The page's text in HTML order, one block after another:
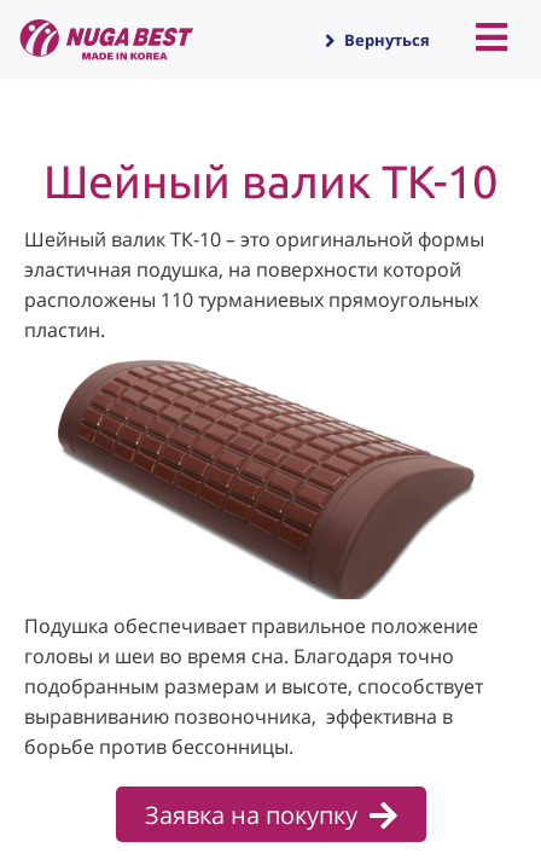
Вернуться
Шейный валик TK-10
Шейный валик ТК-10 – это оригинальной формы
эластичная подушка, на поверхности которой
расположены 110 турманиевых прямоугольных
пластин.
Подушка обеспечивает правильное положение
головы и шеи во время сна. Благодаря точно
подобранным размерам и высоте, способствует
выравниванию позвоночника, эффективна в
борьбе против бессонницы.
Заявка на покупку